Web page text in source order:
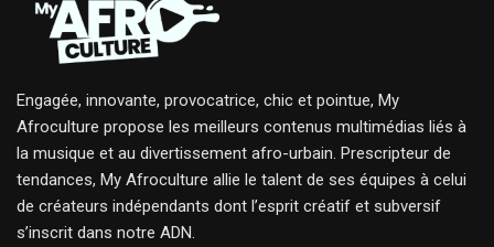
Engagée, innovante, provocatrice, chic et pointue, My
Afroculture propose les meilleurs contenus multimédias liés à
la musique et au divertissement afro-urbain. Prescripteur de
tendances, My Afroculture allie le talent de ses équipes à celui
de créateurs indépendants dont l’esprit créatif et subversif
s’inscrit dans notre ADN.